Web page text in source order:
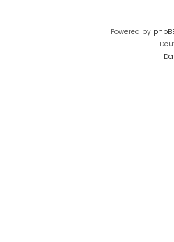
Powered by